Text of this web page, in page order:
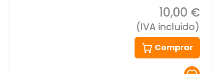
10,00 €
(IVA incluido)
Comprar